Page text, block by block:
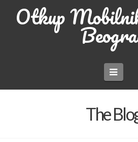
Otkup
The